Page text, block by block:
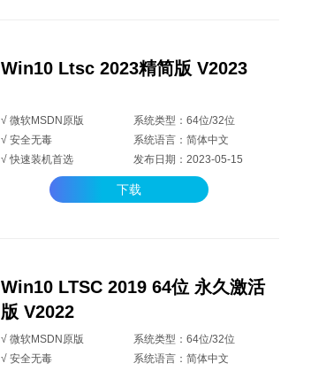
Win10 Ltsc 2023精简版 V2023
√ 微软MSDN原版
系统类型：64位/32位
√ 安全无毒
系统语言：简体中文
√ 快速装机首选
发布日期：2023-05-15
下载
Win10 LTSC 2019 64位 永久激活
版 V2022
√ 微软MSDN原版
系统类型：64位/32位
√ 安全无毒
系统语言：简体中文